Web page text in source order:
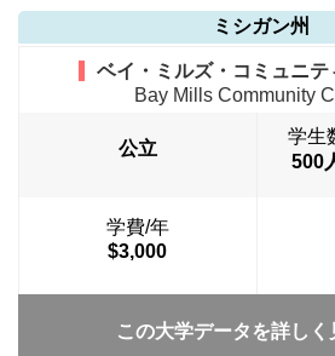
ミシガン州
ベイ・ミルズ・コミュニテ
Bay Mills Community
公立
学生
500
学費/年
$3,000
この大学データを詳し